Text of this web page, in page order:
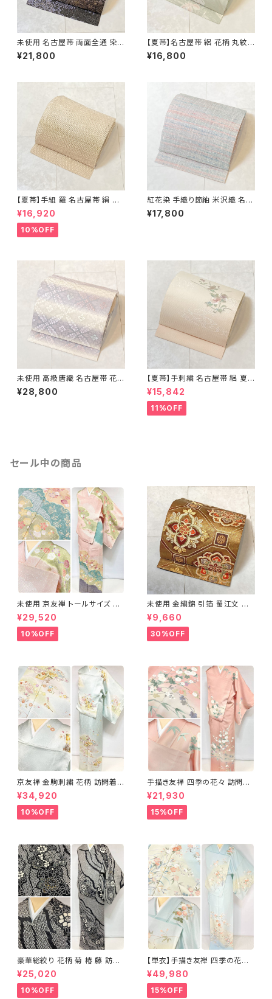
未使用 名古屋帯 両面全通 染め
帯 銀通し 金彩 華文 宝相華 正
絹 黒 青紫 赤紫 685
¥21,800
【夏帯】名古屋帯 絽 花柄 丸紋
絹 銀糸 黄緑 水色 ピンク パス
テル 542
¥16,800
【夏帯】手組 羅 名古屋帯 絹 生
成り色 ピンク 黄緑 639
¥16,920
10%OFF
紅花染 手織り節紬 米沢織 名古
屋帯 正絹 ピンク 青 水色 629
¥17,800
未使用 高級唐織 名古屋帯 花菱
正絹 白 紫 パステルカラー 藤色
704
¥28,800
【夏帯】手刺繍 名古屋帯 絽 夏
椿 絹 銀箔 白 クリーム ピンク
638
¥15,842
11%OFF
セール中の商品
未使用 京友禅 トールサイズ 染
め分け 金彩 訪問着 袷 正絹 ピ
ンク 黄緑 紫 黄色 1438
¥29,520
10%OFF
未使用 金繍錦 引箔 蜀江文 唐
織 華紋 袋帯 正絹 金糸 ゴール
ド 赤 紫 710
¥9,660
30%OFF
京友禅 金駒刺繍 花柄 訪問着
正絹 水色 黄緑 パステルカラー
アイスグリーン 1433
¥34,920
10%OFF
手描き友禅 四季の花々 訪問着
袷 正絹 サーモンピンク クリー
ム 白 桃花色 1434
¥21,930
15%OFF
豪華総絞り 花柄 菊 椿 藤 訪問
着 鹿の子絞り ラメ 正絹 黒 白
グレー 1435
¥25,020
10%OFF
【単衣】手描き友禅 四季の花々
正絹 訪問着 水色 黄緑 白 パス
テルカラー 1431
¥49,980
15%OFF